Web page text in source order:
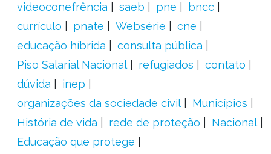
videoconefrência
saeb pne
bncc
currículo
pnate Websérie
cne
educação híbrida
consulta pública
Piso Salarial Nacional
refugiados
contato
dúvida
inep
organizações da sociedade civil
Municípios
História de vida
rede de proteção
Nacional
Educação que protege